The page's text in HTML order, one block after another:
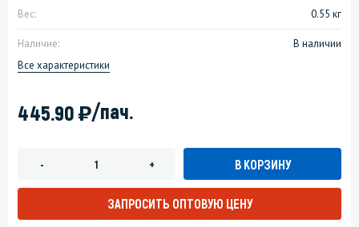
Вес: 0.55 кг
Наличие:
В наличии
Все характеристики
445.90)/пач.
- + В КОРЗИНУ
ЗАПРОСИТЬ ОПТОВУЮ ЦЕНУ